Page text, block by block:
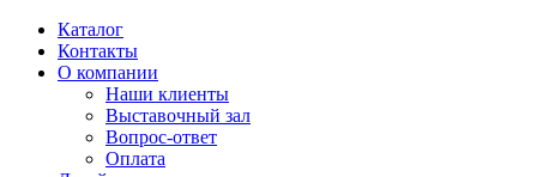
Каталог
Контакты
О компании
Наши клиенты
Выставочный зал
Вопрос-ответ
Оплата